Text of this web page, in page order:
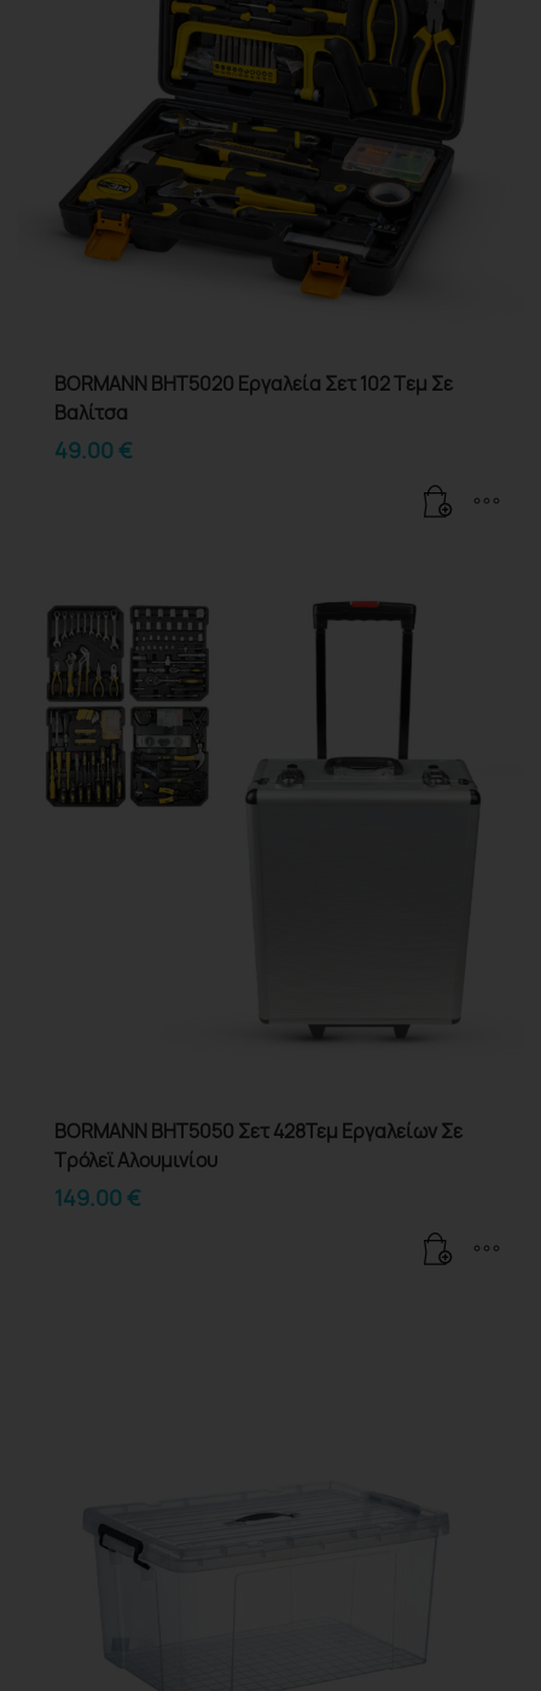
BORMANN BHT5020 Εργαλεία Σετ 102 Tεμ Σε
Βαλίτσα
49.00€
BORMANN BHT5050 Σετ 428Τεμ Εργαλείων Σε
Τρόλεϊ Αλουμινίου
149.00€